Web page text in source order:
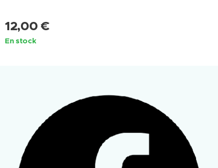
12,00 €
En stock